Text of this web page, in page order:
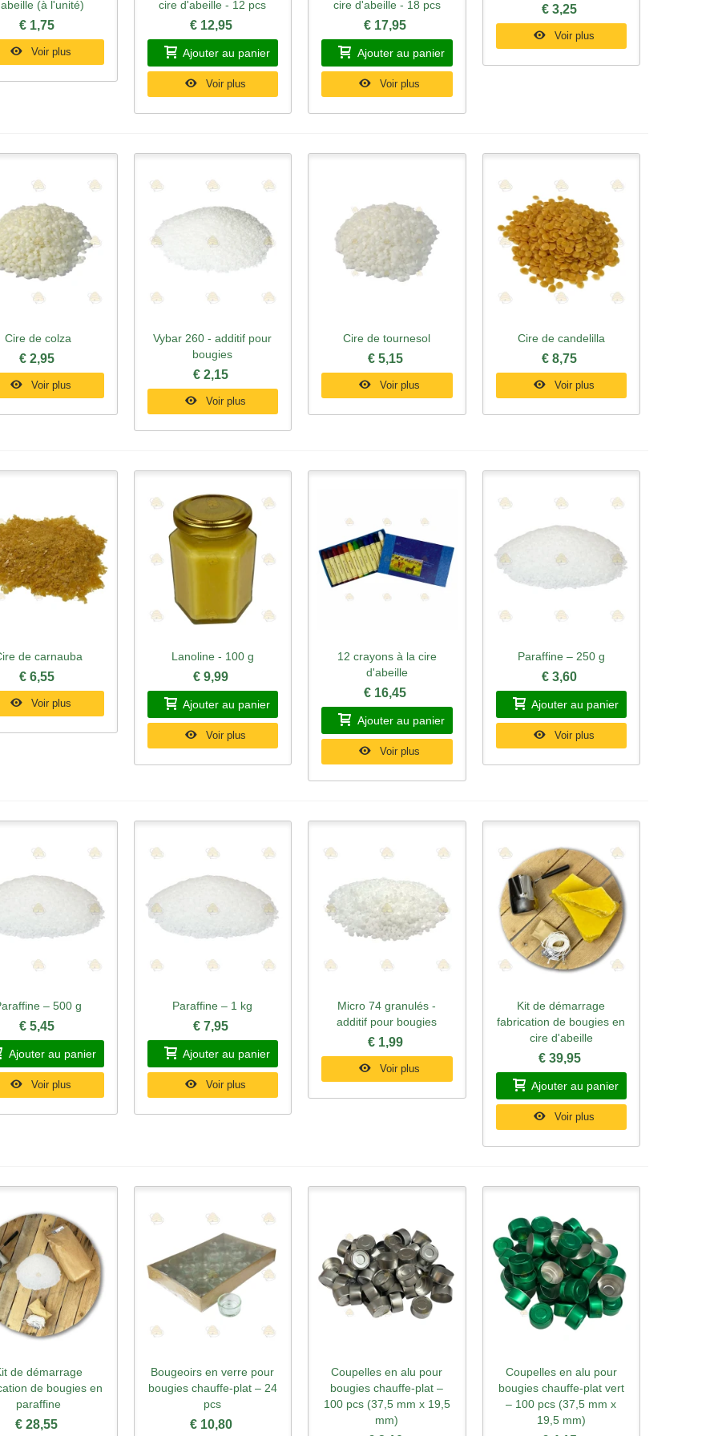
(à l'unité)
€ 1,75
Voir plus
cire d'abeille - 12 pcs
€ 12,95
Ajouter au panier
Voir plus
cire d'abeille - 18 pcs
€ 17,95
Ajouter au panier
Voir plus
€ 3,25
Voir plus
rapide
Cire de colza
€ 2,95
Voir plus
Aperçu rapide
Vybar 260 - additif pour
bougies
€ 2,15
Voir plus
Aperçu rapide
Cire de tournesol
€ 5,15
Voir plus
Aperçu rapide
Cire de candelilla
€ 8,75
Voir plus
rapide
de carnauba
€ 6,55
Voir plus
Aperçu rapide
Lanoline - 100 g
€ 9,99
Ajouter au panier
Voir plus
Aperçu rapide
12 crayons à la cire
d'abeille
€ 16,45
Ajouter au panier
Voir plus
Aperçu rapide
Paraffine – 250 g
€ 3,60
Ajouter au panier
Voir plus
rapide– 500 g
€ 5,45
Ajouter au panier
Voir plus
Aperçu rapide
Paraffine – 1 kg
€ 7,95
Ajouter au panier
Voir plus
Aperçu rapide
Micro 74 granulés -
additif pour bougies
€ 1,99
Voir plus
Aperçu rapide
Kit de démarrage
fabrication de bougies en
cire d'abeille
€ 39,95
Ajouter au panier
Voir plus
rapide
de démarrage
de bougies en
paraffine
€ 28,55
Aperçu rapide
Bougeoirs en verre pour
bougies chauffe-plat – 24
pcs
€ 10,80
Aperçu rapide
Coupelles en alu pour
bougies chauffe-plat –
100 pcs (37,5 mm x 19,5
mm)
Aperçu rapide
Coupelles en alu pour
bougies chauffe-plat vert
– 100 pcs (37,5 mm x
19,5 mm)